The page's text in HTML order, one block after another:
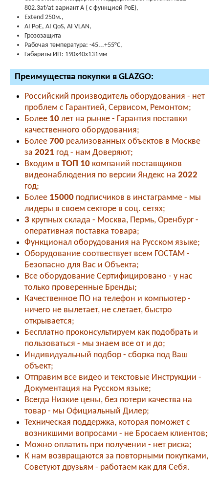
802.3af/at вариант А ( с функцией PoE),
Extend 250м.,
AI PoE, AI QoS, AI VLAN,
Грозозащита
Рабочая температура: -45...+55°C,
Габариты ИП: 190х40х131мм
Преимущества покупки в GLAZGO:
Российский производитель оборудования - нет
проблем с Гарантией, Сервисом, Ремонтом;
Более 10 лет на рынке - Гарантия поставки
качественного оборудования;
Более 700 реализованных объектов в Москве
за 2021 год - нам Доверяют;
Входим в ТОП 10 компаний поставщиков
видеонаблюдения по версии Яндекс на 2022
год;
Более 15000 подписчиков в инстаграмме - мы
лидеры в своем секторе в соц. сетях;
3 крупных склада - Москва, Пермь, Оренбург -
оперативная поставка товара;
Функционал оборудования на Русском языке;
Оборудование соотвествует всем ГОСТАМ -
Безопасно для Вас и Объекта;
Все оборудование Сертифицировано - у нас
только проверенные Бренды;
Качественное ПО на телефон и компьютер -
ничего не вылетает, не слетает, быстро
открывается;
Бесплатно проконсультируем как подобрать и
пользоваться - мы знаем все от и до;
Индивидуальный подбор - сборка под Ваш
объект;
Отправим все видео и текстовые Инструкции -
Документация на Русском языке;
Всегда Низкие цены, без потери качества на
товар - мы Официальный Дилер;
Техническая поддержка, которая поможет с
возникшими вопросами - не Бросаем клиентов;
Можно оплатить при получении - нет риска;
К нам возвращаются за повторными покупками,
Советуют друзьям - работаем как для Себя.